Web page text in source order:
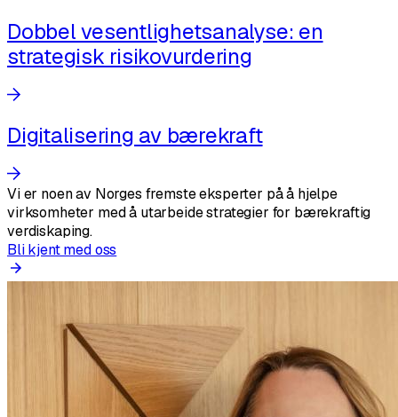
Dobbel vesentlighetsanalyse: en
strategisk risikovurdering
Digitalisering av bærekraft
Vi er noen av Norges fremste eksperter på å hjelpe
virksomheter med å utarbeide strategier for bærekraftig
verdiskaping.
Bli kjent med oss